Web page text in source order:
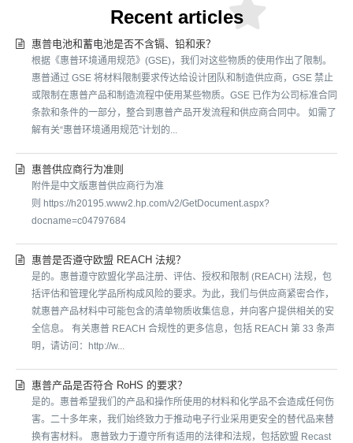
Recent articles
惠普电池和蓄电池是否不含镉、铅和汞？
根据《惠普环境通用规范》(GSE)，我们对这些物质的使用作出了限制。
惠普通过 GSE 将材料限制要求传达给设计团队和制造供应商，GSE 禁止
或限制在惠普产品和制造流程中使用某些物质。GSE 已作为公司标准合同
条款和条件的一部分，整合到惠普产品开发流程和供应商合同中。 如需了
解有关“惠普环境通用规范”计划的...
惠普供应商行为准则
附件是中文版惠普供应商行为准
则 https://h20195.www2.hp.com/v2/GetDocument.aspx?
docname=c04797684
惠普是否遵守欧盟 REACH 法规？
是的。惠普遵守欧盟化学品注册、评估、授权和限制 (REACH) 法规，包
括评估和管理化学品所构成风险的要求。为此，我们与供应商紧密合作，
就惠普产品材料中可能包含的清单物质收集信息，并向客户提供相关的安
全信息。 有关惠普 REACH 合规性的更多信息，包括 REACH 第 33 条声
明，请访问：http://w...
惠普产品是否符合 RoHS 的要求？
是的。惠普希望我们的产品和操作所使用的材料和化学品不会造成任何伤
害。二十多年来，我们始终致力于推动电子行业采用更安全的替代品来替
换有害材料。 惠普致力于遵守所有适用的法律和法规，包括欧盟 Recast